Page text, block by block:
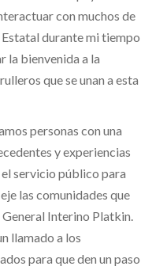
con muchos de
durante mi tiempo
la bienvenida a la
que se unan a esta
personas con una
y experiencias
servicio público para
las comunidades que
Interino Platkin.
llamado a los
para que den un paso